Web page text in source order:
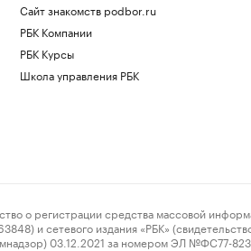
Сайт знакомств podbor.ru
РБК Компании
РБК Курсы
Школа управления РБК
о регистрации средства массовой
и сетевого издания «РБК»
03.12.2021 за номером ЭЛ №ФС77-